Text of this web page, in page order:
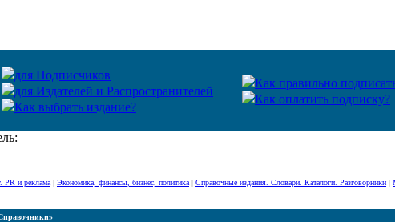
для Подписчиков
для Издателей и Распространителей
Как выбрать издание?
Как правильно
Как оплатить подписку?
PR и реклама| Экономика, финансы, бизнес, политика| Справочные издания. Словари. Каталоги. Разговорники